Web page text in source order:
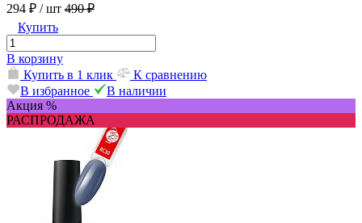
294 ₽ / шт 490 ₽
Купить
В корзину
Купить в 1 клик
К сравнению
В избранное
В наличии
Акция %
РАСПРОДАЖА